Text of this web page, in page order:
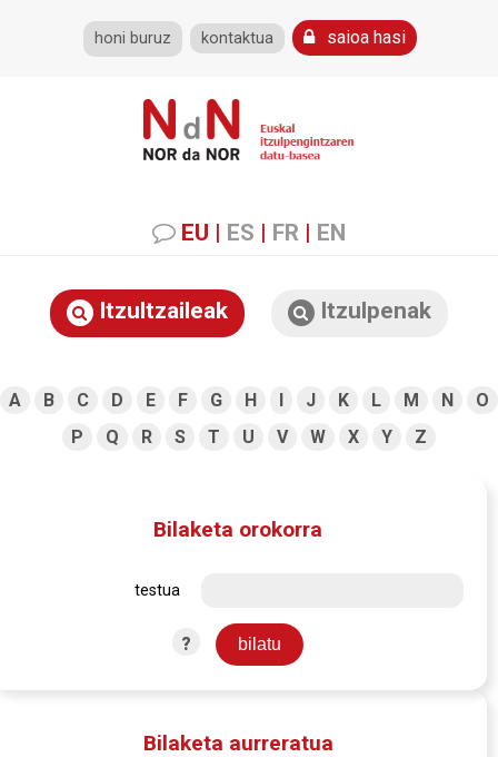
honi buruz kontaktua saioa hasi
EU | ES | FR | EN
Itzultzaileak Itzulpenak
A B C D E F G H I J K L M N
O
P
Q R S T U V W X Y Z
Bilaketa orokorra
testua
?
Bilaketa aurreratua